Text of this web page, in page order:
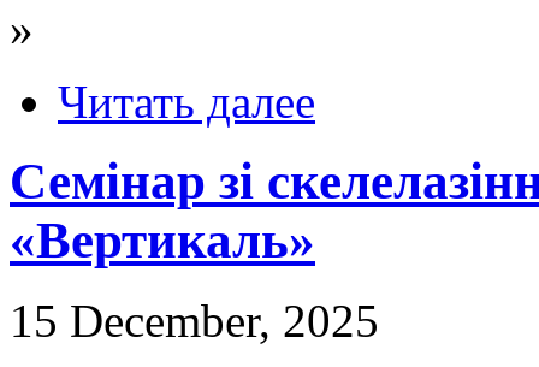
»
Читать далее
Семінар зі
«Вертикаль»
15 December, 2025